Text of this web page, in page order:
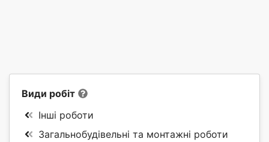
Види робіт
Інші роботи
Загальнобудівельні та монтажні роботи